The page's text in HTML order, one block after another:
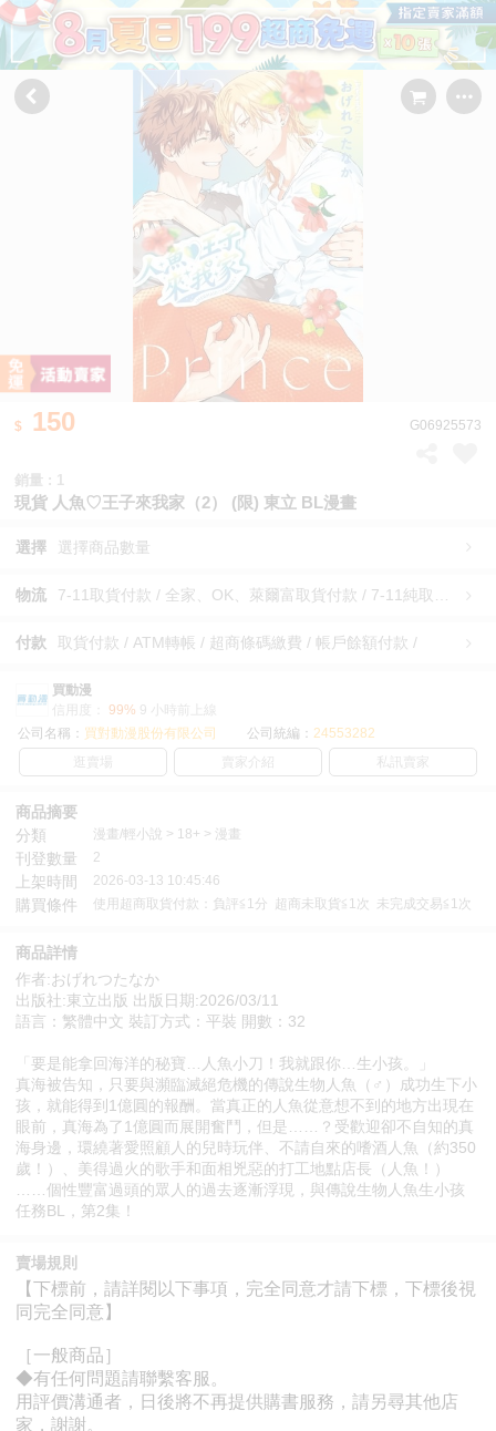
150 G06925573
銷量 : 1
現貨 人魚♡王子來我家（2） (限) 東立 BL漫畫
選擇 選擇商品數量
物流
付款 取貨付款 / ATM轉帳 / 超商條碼繳費 / 帳戶餘額付款 /
買動漫
信用度：
99% 9 小時前上線
公司名稱： 買對動漫股份有限公司 公司統編： 24553282
逛賣場
賣家介紹 私訊賣家
商品摘要
分類
漫畫/輕小說 > 18+ > 漫畫
刊登數量 2
上架時間 2026-03-13 10:45:46
購買條件 使用超商取貨付款：負評≦1分 超商未取貨≦1次 未完成交易≦1次
商品詳情
作者:おげれつたなか
出版社:東立出版 出版日期:2026/03/11
語言：繁體中文 裝訂方式：平裝 開數：32
「要是能拿回海洋的秘寶…人魚小刀！我就跟你…生小孩。」
真海被告知，只要與瀕臨滅絕危機的傳說生物人魚（♂）成功生下小
孩，就能得到1億圓的報酬。當真正的人魚從意想不到的地方出現在
眼前，真海為了1億圓而展開奮鬥，但是……？受歡迎卻不自知的真
海身邊，環繞著愛照顧人的兒時玩伴、不請自來的嗜酒人魚（約350
歲！）、美得過火的歌手和面相兇惡的打工地點店長（人魚！）
……個性豐富過頭的眾人的過去逐漸浮現，與傳說生物人魚生小孩
任務BL，第2集！
賣場規則